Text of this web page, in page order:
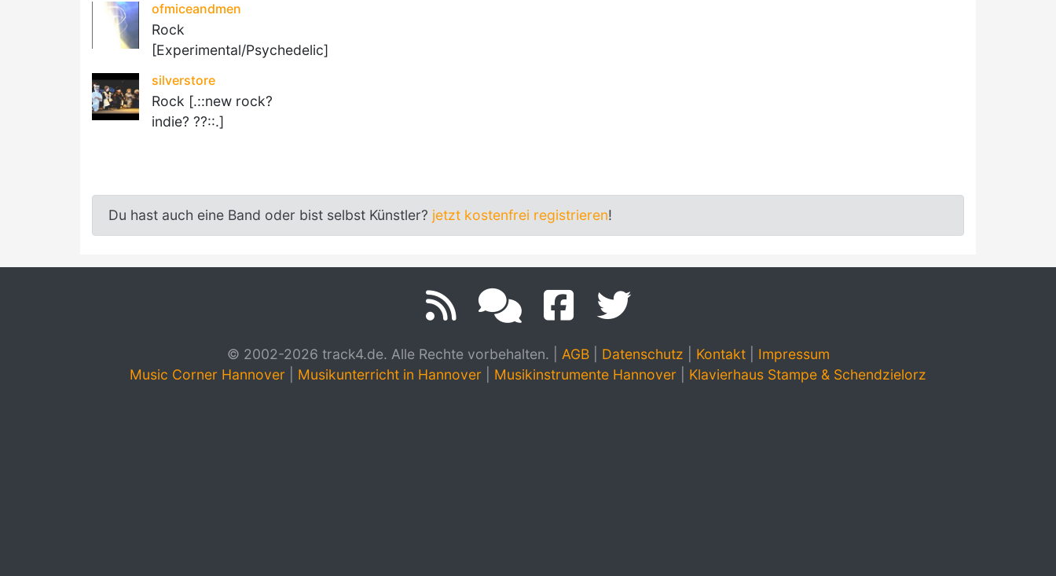
ofmiceandmen
Rock
[Experimental/Psychedelic]
silverstore
Rock [.::new rock?
indie? ??::.]
Du hast auch eine Band oder bist selbst Künstler? jetzt kostenfrei registrieren!
© 2002-2026 track4.de. Alle Rechte vorbehalten. AGB| Datenschutz Kontakt| Impressum
Music Corner Hannover
Musikunterricht in Hannover Musikinstrumente Hannover Klavierhaus Stampe & Schendzielorz